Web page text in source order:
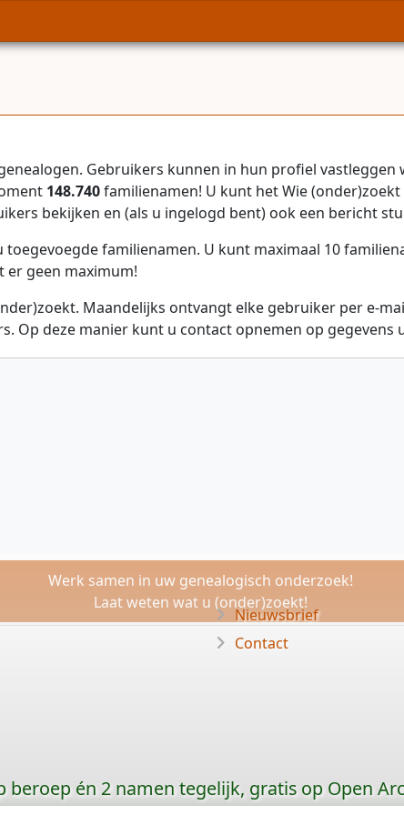
Gebruikers kunnen in hun profiel
148.740familienamen! U kunt het Wie
bekijken en (als u ingelogd bent) ook een bericht
familienamen. U kunt maximaal 10
er geen maximum!
Maandelijks ontvangt elke gebruiker per e-
Op deze manier kunt u contact opnemen op gegevens
Werk samen in uw genealogisch onderzoek!
Laat weten wat u (onder)zoekt!
Nieuwsbrief
Contact
beroep én 2 namen tegelijk, gratis op Open